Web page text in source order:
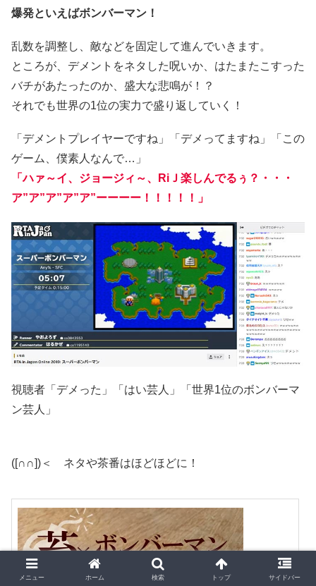
爆発といえばボンバーマン！
乱数を調整し、敵などを固定して進んでいきます。
ところが、デメントをネタした呪いか、はたまたこすった
バチがあたったのか、盛大な悲鳴が！？
それでも世界の1位の実力で盛り返していく！
「デメントプレイヤーですね」「デメってますね」「この
ゲーム、僕素人なんで…」
「ハァ～イ、ジョージィ～、RiＪ楽しんでるぅ？・・・
ア”ア”ア”ア”ア”ーーーー！！！！！」
視聴者「デメった」「はい芸人」「世界1位のボンバーマ
ン芸人」
([∩∩])＜ ネタや茶番はほどほどに！
メニュー ホーム 検索 トップ サイドバー